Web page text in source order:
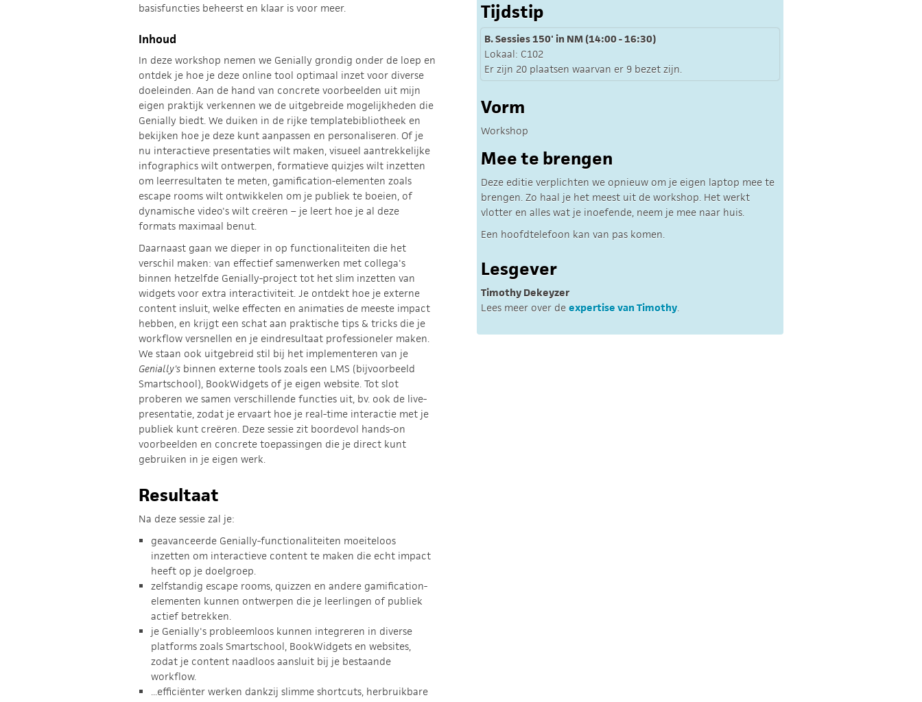
basisfuncties beheerst en klaar is voor meer.
Inhoud
In deze workshop nemen we Genially grondig onder de loep en
ontdek je hoe je deze online tool optimaal inzet voor diverse
doeleinden. Aan de hand van concrete voorbeelden uit mijn
eigen praktijk verkennen we de uitgebreide mogelijkheden die
Genially biedt. We duiken in de rijke templatebibliotheek en
bekijken hoe je deze kunt aanpassen en personaliseren. Of je
nu interactieve presentaties wilt maken, visueel aantrekkelijke
infographics wilt ontwerpen, formatieve quizjes wilt inzetten
om leerresultaten te meten, gamification-elementen zoals
escape rooms wilt ontwikkelen om je publiek te boeien, of
dynamische video's wilt creëren – je leert hoe je al deze
formats maximaal benut.
Daarnaast gaan we dieper in op functionaliteiten die het
verschil maken: van effectief samenwerken met collega's
binnen hetzelfde Genially-project tot het slim inzetten van
widgets voor extra interactiviteit. Je ontdekt hoe je externe
content insluit, welke effecten en animaties de meeste impact
hebben, en krijgt een schat aan praktische tips & tricks die je
workflow versnellen en je eindresultaat professioneler maken.
We staan ook uitgebreid stil bij het implementeren van je
Genially's binnen externe tools zoals een LMS (bijvoorbeeld
Smartschool), BookWidgets of je eigen website. Tot slot
proberen we samen verschillende functies uit, bv. ook de live-
presentatie, zodat je ervaart hoe je real-time interactie met je
publiek kunt creëren. Deze sessie zit boordevol hands-on
voorbeelden en concrete toepassingen die je direct kunt
gebruiken in je eigen werk.
Resultaat
Na deze sessie zal je:
geavanceerde Genially-functionaliteiten moeiteloos
inzetten om interactieve content te maken die echt impact
heeft op je doelgroep.
zelfstandig escape rooms, quizzen en andere gamification-
elementen kunnen ontwerpen die je leerlingen of publiek
actief betrekken.
je Genially's probleemloos kunnen integreren in diverse
platforms zoals Smartschool, BookWidgets en websites,
zodat je content naadloos aansluit bij je bestaande
workflow.
...efficiënter werken dankzij slimme shortcuts, herbruikbare
Tijdstip
B. Sessies 150' in NM (14:00 - 16:30)
Lokaal: C102
Er zijn 20 plaatsen waarvan er 9 bezet zijn.
Vorm
Workshop
Mee te brengen
Deze editie verplichten we opnieuw om je eigen laptop mee te
brengen. Zo haal je het meest uit de workshop. Het werkt
vlotter en alles wat je inoefende, neem je mee naar huis.
Een hoofdtelefoon kan van pas komen.
Lesgever
Timothy Dekeyzer
Lees meer over de expertise van Timothy.